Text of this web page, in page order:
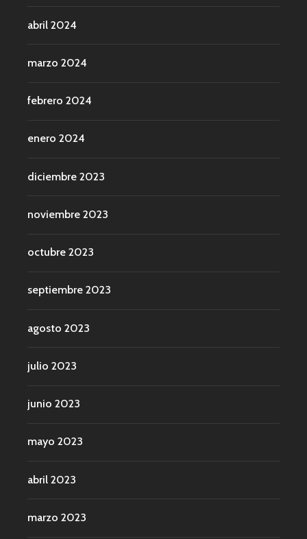
abril 2024
marzo 2024
febrero 2024
enero 2024
diciembre 2023
noviembre 2023
octubre 2023
septiembre 2023
agosto 2023
julio 2023
junio 2023
mayo 2023
abril 2023
marzo 2023